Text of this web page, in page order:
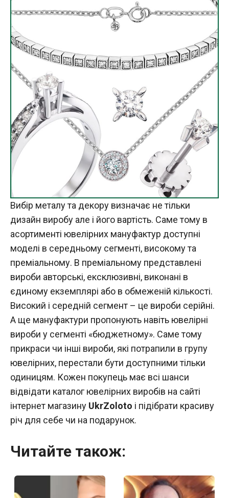
Вибір металу та декору визначає не тільки
дизайн виробу але і його вартість. Саме тому в
асортименті ювелірних мануфактур доступні
моделі в середньому сегменті, високому та
преміальному. В преміальному представлені
вироби авторські, ексклюзивні, виконані в
єдиному екземплярі або в обмеженій кількості.
Високий і середній сегмент – це вироби серійні.
А ще мануфактури пропонують навіть ювелірні
вироби у сегменті «бюджетному». Саме тому
прикраси чи інші вироби, які потрапили в групу
ювелірних, перестали бути доступними тільки
одиницям. Кожен покупець має всі шанси
відвідати каталог ювелірних виробів на сайті
інтернет магазину UkrZoloto і підібрати красиву
річ для себе чи на подарунок.
Читайте також: